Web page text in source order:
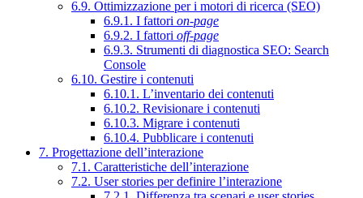
6.9. Ottimizzazione per i motori di ricerca (SEO)
6.9.1. I fattori on-page
6.9.2. I fattori off-page
6.9.3. Strumenti di diagnostica SEO: Search
Console
6.10. Gestire i contenuti
6.10.1. L’inventario dei contenuti
6.10.2. Revisionare i contenuti
6.10.3. Migrare i contenuti
6.10.4. Pubblicare i contenuti
7. Progettazione dell’interazione
7.1. Caratteristiche dell’interazione
7.2. User stories per definire l’interazione